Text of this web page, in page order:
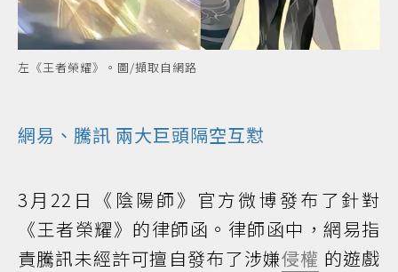
左《王者榮耀》。圖/擷取自網路
網易、騰訊 兩大巨頭隔空互懟
3月22日《陰陽師》官方微博發布了針對
《王者榮耀》的律師函。律師函中，網易指
責騰訊未經許可擅自發布了涉嫌侵權 的遊戲